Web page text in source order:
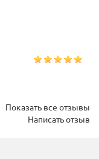
Показать все отзывы
Написать отзыв